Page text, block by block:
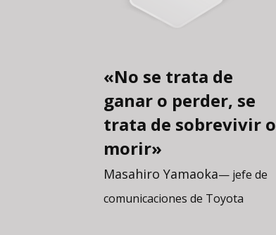
«No se trata de
ganar o perder, se
trata de sobrevivir o
morir»
Masahiro Yamaoka— jefe de
comunicaciones de Toyota